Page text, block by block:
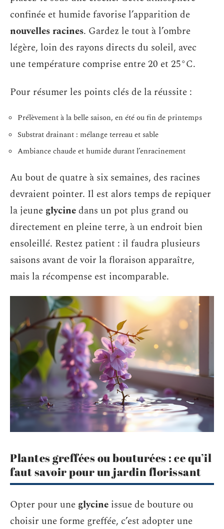
confinée et humide favorise l’apparition de
nouvelles racines. Gardez le tout à l’ombre
légère, loin des rayons directs du soleil, avec
une température comprise entre 20 et 25°C.
Pour résumer les points clés de la réussite :
Prélèvement à la belle saison, en été ou fin de printemps
Substrat drainant : mélange terreau et sable
Ambiance chaude et humide durant l’enracinement
Au bout de quatre à six semaines, des racines
devraient pointer. Il est alors temps de repiquer
la jeune glycinedans un pot plus grand ou
directement en pleine terre, à un endroit bien
ensoleillé. Restez patient : il faudra plusieurs
saisons avant de voir la floraison apparaître,
mais la récompense est incomparable.
Plantes greffées ou bouturées : ce qu’il
faut savoir pour un jardin florissant
Opter pour une glycine issue de bouture ou
choisir une forme greffée, c’est adopter une